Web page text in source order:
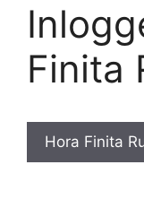
Finita
Hora Finita